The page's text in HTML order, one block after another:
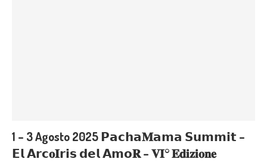
1 – 3 Agosto 2025 𝗣𝗮𝗰𝗵𝗮𝐌𝗮𝗺𝗮 𝗦𝘂𝗺𝗺𝗶𝘁 –
𝗘𝗹 𝗔𝗿𝗰𝐨𝐈𝗿𝗶𝘀 𝗱𝗲𝗹 𝗔𝗺𝗼𝐑 – 𝐕𝐈° 𝐄𝐝𝐢𝐳𝐢𝐨𝐧𝐞